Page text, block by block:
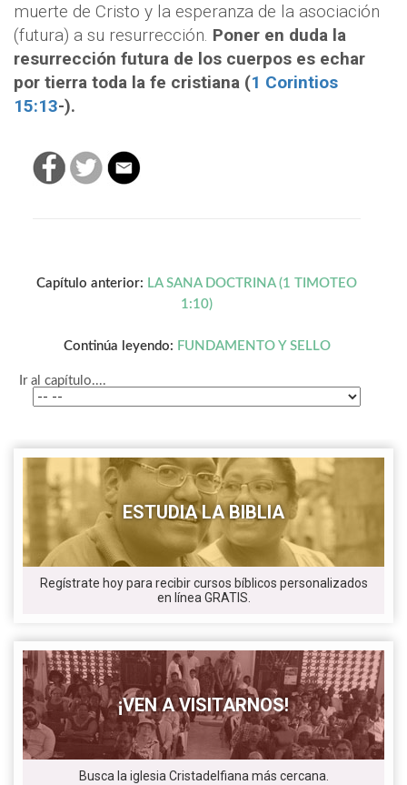
muerte de Cristo y la esperanza de la asociación
(futura) a su resurrección. Poner en duda la
resurrección futura de los cuerpos es echar
por tierra toda la fe cristiana (1 Corintios
15:13-).
Capítulo anterior: LA SANA DOCTRINA (1 TIMOTEO
1:10)
Continúa leyendo: FUNDAMENTO Y SELLO
Ir al capítulo....
ESTUDIA LA BIBLIA
Regístrate hoy para recibir cursos bíblicos personalizados
en línea GRATIS.
¡VEN A VISITARNOS!
Busca la iglesia Cristadelfiana más cercana.